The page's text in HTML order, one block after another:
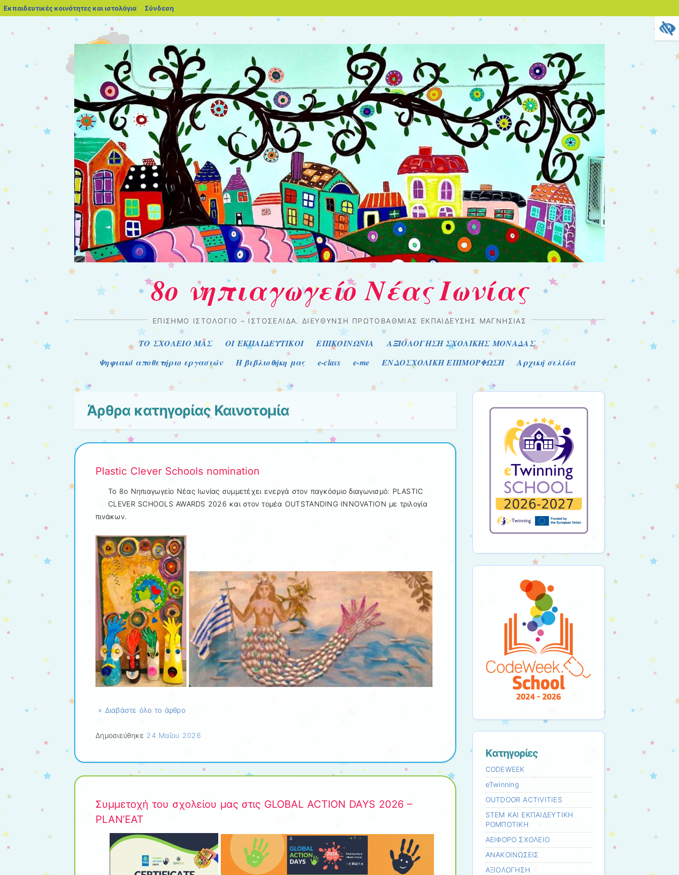
Εκπαιδευτικές κοινότητες και ιστολόγια blogs.sch.gr
Σύνδεση
8ο νηπιαγωγείο Νέας Ιωνίας
ΕΠΊΣΗΜΟ ΙΣΤΟΛΌΓΙΟ – ΙΣΤΟΣΕΛΊΔΑ. ΔΙΕΎΘΥΝΣΗ ΠΡΩΤΟΒΆΘΜΙΑΣ ΕΚΠΑΊΔΕΥΣΗΣ ΜΑΓΝΗΣΊΑΣ
Μετάβαση στο περιεχόμενο
ΤΟ ΣΧΟΛΕΙΟ ΜΑΣ ΟΙ ΕΚΠΑΙΔΕΥΤΙΚΟΙ ΕΠΙΚΟΙΝΩΝΙΑ
ΑΞΙΟΛΟΓΗΣΗ ΣΧΟΛΙΚΗΣ ΜΟΝΑΔΑΣ
Ψηφιακό αποθετήριο εργασιών
H βιβλιοθήκη μας e-class e-me ΕΝΔΟΣΧΟΛΙΚΗ ΕΠΙΜΟΡΦΩΣΗ Αρχική σελίδα
Άρθρα κατηγορίας Καινοτομία
Plastic Clever Schools nomination
Το 8ο Νηπιαγωγείο Νέας Ιωνίας συμμετέχει ενεργά στον παγκόσμιο διαγωνισμό: PLASTIC
CLEVER SCHOOLS AWARDS 2026 και στον τομέα OUTSTANDING INNOVATION με τριλογία
πινάκων.
» Διαβάστε όλο το άρθρο
Δημοσιεύθηκε 24 Μαΐου 2026
Συμμετοχή του σχολείου μας στις GLOBAL ACTION DAYS 2026 –
PLAN’EAT
Kατηγορίες
CODEWEEK
eTwinning
OUTDOOR ACTIVITIES
STEM ΚΑΙ ΕΚΠΑΙΔΕΥΤΙΚΗ
ΡΟΜΠΟΤΙΚΗ
ΑΕΙΦΟΡΟ ΣΧΟΛΕΙΟ
ΑΝΑΚΟΙΝΩΣΕΙΣ
ΑΞΙΟΛΟΓΗΣΗ